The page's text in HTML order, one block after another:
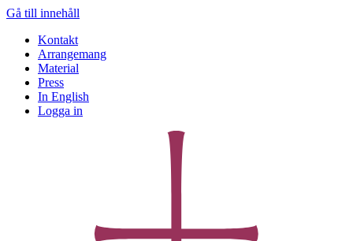
Gå till innehåll
Kontakt
Arrangemang
Material
Press
In English
Logga in